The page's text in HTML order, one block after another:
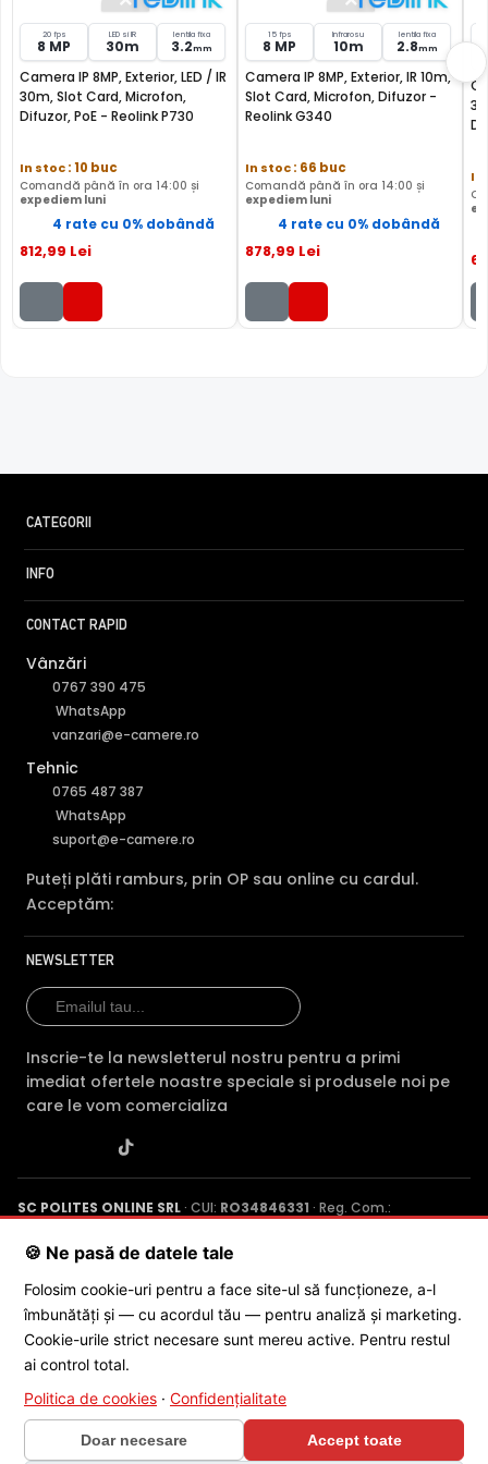
Audio mic + difuzor mic + difuzor
Conectivitate
PoE PoE
Slot card SD
Tehnologie
Garantie
Comparatie detaliata: Reolink P330 vs Reolink P730 →
Reolink P330 vs Reolink G340 →·Reolink P330 vs Reolink
20 fps
8 MP
LED si IR
30m
lentila fixa
3.2mm
Camera IP 8MP, Exterior, LED / IR
30m, Slot Card, Microfon,
Difuzor, PoE - Reolink P730
In stoc: 10 buc
Comandă până în ora 14:00 și
expediem luni
4 rate cu 0% dobândă
812,99 Lei
15 fps
8 MP
Infrarosu
10m
lentila fixa
2.8mm
Camera IP 8MP, Exterior, IR 10m,
Slot Card, Microfon, Difuzor -
Reolink G340
In stoc: 66 buc
Comandă până în ora 14:00 și
expediem luni
4 rate cu 0% dobândă
878,99 Lei
In
CATEGORII
INFO
CONTACT RAPID
Vânzări
0767 390 475
WhatsApp
vanzari@e-camere.ro
Tehnic
0765 487 387
WhatsApp
suport@e-camere.ro
Puteți plăti ramburs, prin OP sau online cu cardul.
Acceptăm:
NEWSLETTER
Inscrie-te la newsletterul nostru pentru a primi
imediat ofertele noastre speciale si produsele noi pe
care le vom comercializa
SC POLITES ONLINE SRL · CUI: RO34846331 · Reg. Com.:
Poenaru, Nr. 1, Craiova, Jud. Dolj ·
© 2026 SC POLITES ONLINE SRL
🍪 Ne pasă de datele tale
Folosim cookie-uri pentru a face site-ul să funcționeze, a-l
îmbunătăți și — cu acordul tău — pentru analiză și marketing.
Cookie-urile strict necesare sunt mereu active. Pentru restul
ai control total.
Politica de cookies · Confidențialitate
Doar necesare Accept toate